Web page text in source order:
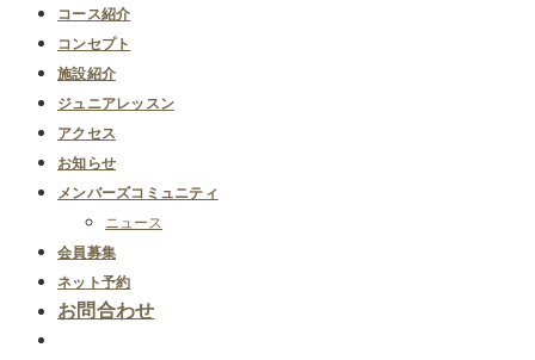
コース紹介
コンセプト
施設紹介
ジュニアレッスン
アクセス
お知らせ
メンバーズコミュニティ
ニュース
会員募集
ネット予約
お問合わせ